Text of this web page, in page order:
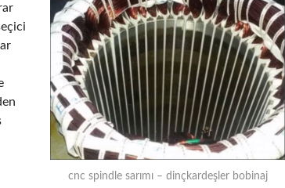
cnc spindle sarımı – dinçkardeşler bobinaj